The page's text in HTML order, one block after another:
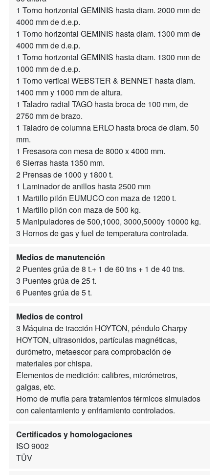
1 Torno horizontal GEMINIS hasta diam. 2000 mm de
4000 mm de d.e.p.
1 Torno horizontal GEMINIS hasta diam. 1300 mm de
4000 mm de d.e.p.
1 Torno horizontal GEMINIS hasta diam. 1300 mm de
1000 mm de d.e.p.
1 Torno vertical WEBSTER & BENNET hasta diam.
1400 mm y 1000 mm de altura.
1 Taladro radial TAGO hasta broca de 100 mm, de
2750 mm de brazo.
1 Taladro de columna ERLO hasta broca de diam. 50
mm.
1 Fresasora con mesa de 8000 x 4000 mm.
6 Sierras hasta 1350 mm.
2 Prensas de 1000 y 1800 t.
1 Laminador de anillos hasta 2500 mm
1 Martillo pilón EUMUCO con maza de 1200 t.
1 Martillo pilón con maza de 500 kg.
5 Manipuladores de 500,1000, 3000,5000y 10000 kg.
3 Hornos de gas y fuel de temperatura controlada.
Medios de manutención
2 Puentes grúa de 8 t.+ 1 de 60 tns + 1 de 40 tns.
3 Puentes grúa de 25 t.
6 Puentes grúa de 5 t.
Medios de control
3 Máquina de tracción HOYTON, péndulo Charpy
HOYTON, ultrasonidos, partículas magnéticas,
durómetro, metaescor para comprobación de
materiales por chispa.
Elementos de medición: calibres, micrómetros,
galgas, etc.
Horno de mufla para tratamientos térmicos simulados
con calentamiento y enfriamiento controlados.
Certificados y homologaciones
ISO 9002
TÜV